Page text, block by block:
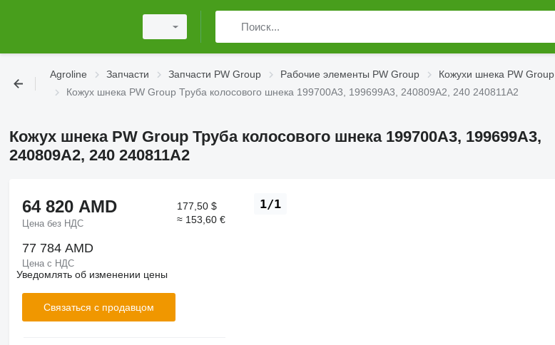
Agroline Запчасти Запчасти PW Group Рабочие элементы PW Group
Кожухи шнека PW Group
Кожух шнека PW Group Труба колосового шнека 199700A3, 199699A3, 240809A2, 240 240811A2
Кожух шнека PW Group Труба колосового шнека 199700A3, 199699A3,
240809A2, 240 240811A2
1/1
64 820 AMD
Цена без НДС
177,50 $
≈ 153,60 €
77 784 AMD
Цена с НДС
Уведомлять об изменении цены
Связаться с продавцом